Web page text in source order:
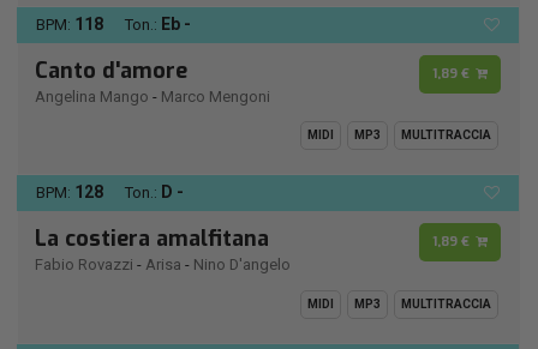
BPM: 118 Ton.: Eb -
Canto d'amore
Angelina Mango - Marco Mengoni
1,89 €
MIDI MP3 MULTITRACCIA
BPM: 128 Ton.: D -
La costiera amalfitana
Fabio Rovazzi - Arisa - Nino D'angelo
1,89 €
MIDI MP3 MULTITRACCIA